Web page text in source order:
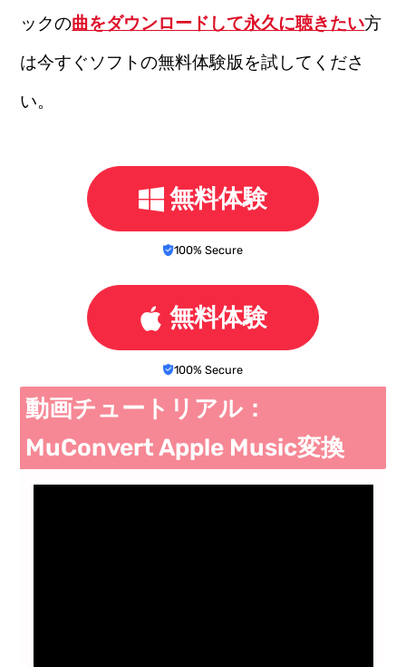
ックの曲をダウンロードして永久に聴きたい方
は今すぐソフトの無料体験版を試してくださ
い。
無料体験
100% Secure
無料体験
100% Secure
動画チュートリアル：
MuConvert Apple Music変換